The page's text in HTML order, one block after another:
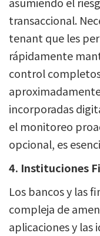
transaccional.
tenant que les
rápidamente
control
incorporadas
el monitoreo
opcional, es
4. Instituciones
Los bancos y las
compleja de
aplicaciones y las